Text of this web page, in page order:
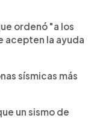
ordenó "a los
acepten la ayuda
sísmicas más
un sismo de